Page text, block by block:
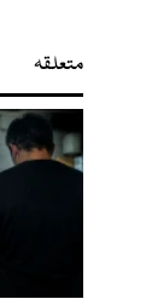
متعلقہ